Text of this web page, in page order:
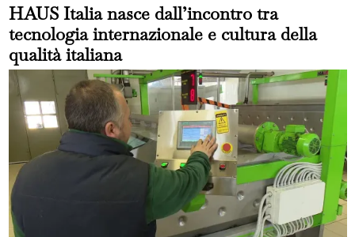
HAUS Italia nasce dall’incontro tra
tecnologia internazionale e cultura della
qualità italiana